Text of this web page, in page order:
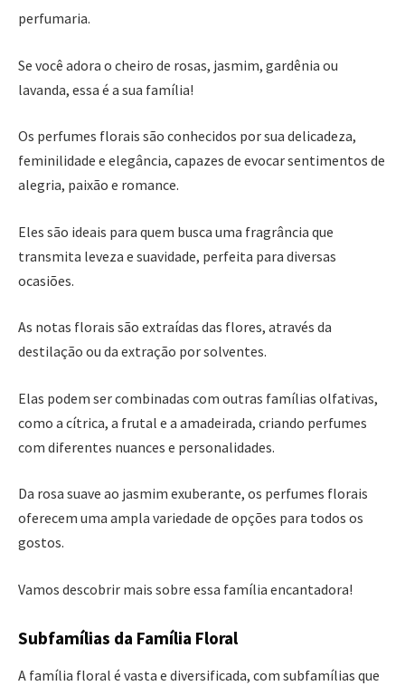
perfumaria.
Se você adora o cheiro de rosas, jasmim, gardênia ou
lavanda, essa é a sua família!
Os perfumes florais são conhecidos por sua delicadeza,
feminilidade e elegância, capazes de evocar sentimentos de
alegria, paixão e romance.
Eles são ideais para quem busca uma fragrância que
transmita leveza e suavidade, perfeita para diversas
ocasiões.
As notas florais são extraídas das flores, através da
destilação ou da extração por solventes.
Elas podem ser combinadas com outras famílias olfativas,
como a cítrica, a frutal e a amadeirada, criando perfumes
com diferentes nuances e personalidades.
Da rosa suave ao jasmim exuberante, os perfumes florais
oferecem uma ampla variedade de opções para todos os
gostos.
Vamos descobrir mais sobre essa família encantadora!
Subfamílias da Família Floral
A família floral é vasta e diversificada, com subfamílias que